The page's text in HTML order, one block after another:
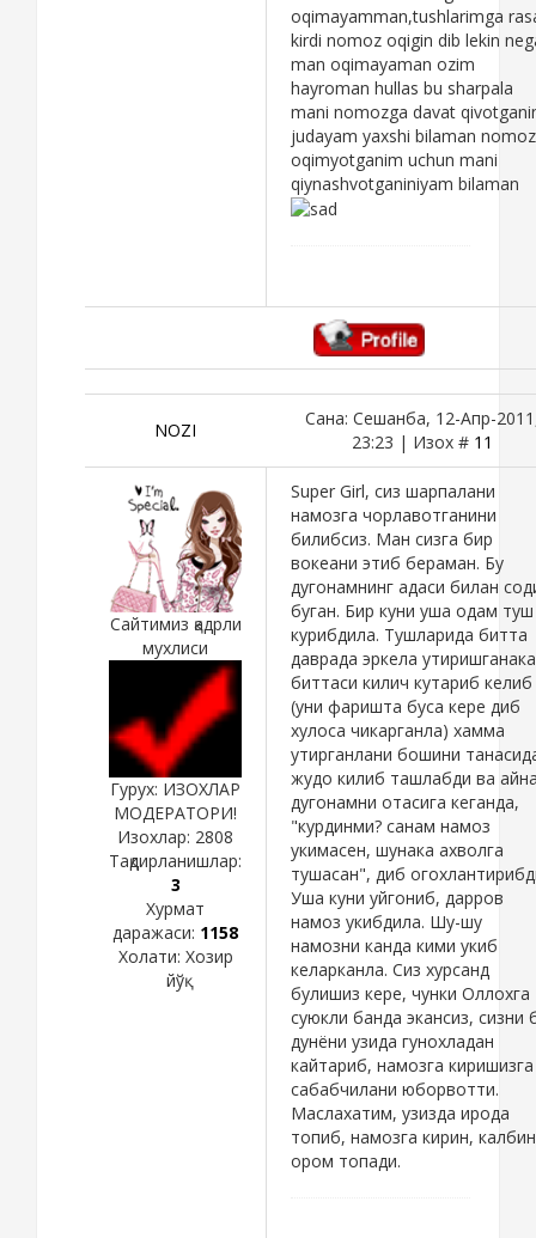
oqimayamman,tushlarimga
kirdi nomoz oqigin dib lekin
man oqimayaman ozim
hayroman hullas bu sharpala
mani nomozga davat
judayam yaxshi bilaman nomoz
oqimyotganim uchun mani
qiynashvotganiniyam bilaman
NOZI
Сана: Сешанба, 12-Апр-
23:23 | Изох # 11
Сайтимиз қадрли
мухлиси
Гурух: ИЗОХЛАР
МОДЕРАТОРИ!
Изохлар: 2808
Тақдирланишлар:
3
Хурмат
даражаси: 1158
Холати: Хозир
йўқ
Super Girl, сиз шарпалани
намозга чорлавотганини
билибсиз. Ман сизга бир
вокеани этиб бераман. Бу
дугонамнинг адаси билан
буган. Бир куни уша одам туш
курибдила. Тушларида битта
даврада эркела
биттаси килич кутариб келиб
(уни фаришта буса кере диб
хулоса чикарганла) хамма
утирганлани бошини
жудо килиб ташлабди ва
дугонамни отасига кеганда,
"курдинми? санам намоз
укимасен, шунака ахволга
тушасан", диб
Уша куни уйгониб, дарров
намоз укибдила. Шу-шу
намозни канда кими укиб
келарканла. Сиз хурсанд
булишиз кере, чунки Оллохга
суюкли банда экансиз, сизни
дунёни узида гунохладан
кайтариб, намозга киришизга
сабабчилани юборвотти.
Маслахатим, узизда ирода
топиб, намозга кирин, калбин
ором топади.